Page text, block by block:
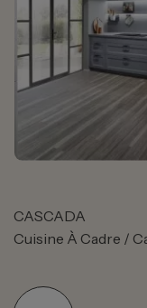
CASCADA
Cuisine À Cadre /